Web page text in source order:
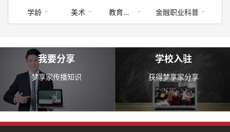
学龄 美术 教育类-体育运动 金融职业科普
我要分享
梦享家传播知识
学校入驻
获得梦享家分享